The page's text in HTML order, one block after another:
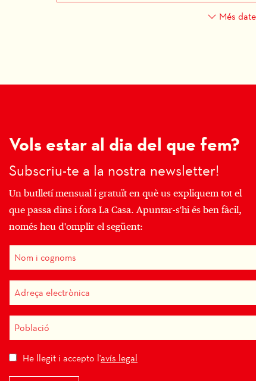
Més
Vols estar al dia del que fem?
Subscriu-te a la nostra newsletter!
Un butlletí mensual i gratuït en què us expliquem tot el
que passa dins i fora La Casa. Apuntar-s'hi és ben fàcil,
només heu d'omplir el següent:
He llegit i accepto l'avís legal